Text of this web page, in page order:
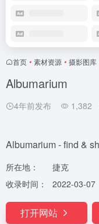
首页 • 素材资源 • 摄影图库
Albumarium
4年前发布 1,382
Albumarium - find &
所在地：
捷克
收录时间：
2022-03-07
打开网站